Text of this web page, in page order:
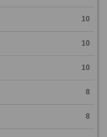
10
10
10
8
8